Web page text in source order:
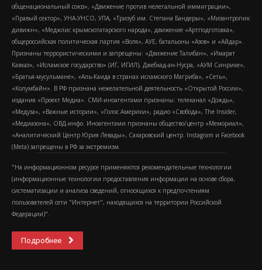
общенациональный союз», «Движение против нелегальной иммиграции»,
«Правый сектор», УНА-УНСО, УПА, «Тризуб им. Степана Бандеры», «Мизантропик
дивижн», «Меджлис крымскотатарского народа», движение «Артподготовка»,
общероссийская политическая партия «Воля», АУЕ, батальоны «Азов» и «Айдар».
Признаны террористическими и запрещены: «Движение Талибан», «Имарат
Кавказ», «Исламское государство» (ИГ, ИГИЛ), Джебхад-ан-Нусра, «АУМ Синрике»,
«Братья-мусульмане», «Аль-Каида в странах исламского Магриба», «Сеть»,
«Колумбайн». В РФ признана нежелательной деятельность «Открытой России»,
издания «Проект Медиа». СМИ-иноагентами признаны: телеканал «Дождь»,
«Медуза», «Важные истории», «Голос Америки», радио «Свобода», The Insider,
«Медиазона», ОВД-инфо. Иноагентами признаны общество/центр «Мемориал»,
«Аналитический Центр Юрия Левады», Сахаровский центр. Instagram и Facebook
(Metа) запрещены в РФ за экстремизм.
"На информационном ресурсе применяются рекомендательные технологии
(информационные технологии предоставления информации на основе сбора,
систематизации и анализа сведений, относящихся к предпочтениям
пользователей сети "Интернет", находящихся на территории Российской
Федерации)".
Подробнее